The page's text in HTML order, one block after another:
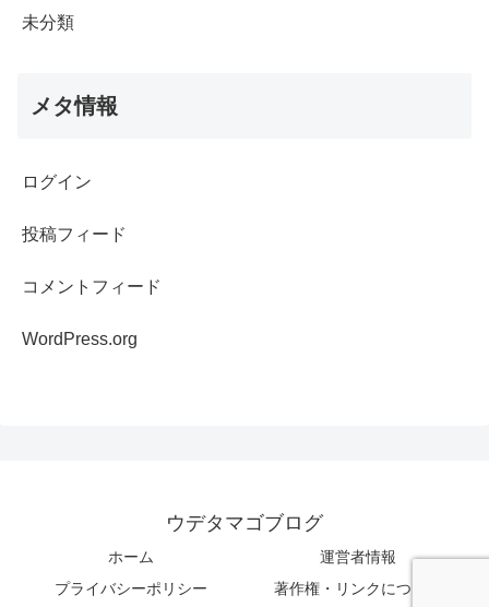
未分類
メタ情報
ログイン
投稿フィード
コメントフィード
WordPress.org
ウデタマゴブログ
ホーム
運営者情報
プライバシーポリシー
著作権・リンクについて